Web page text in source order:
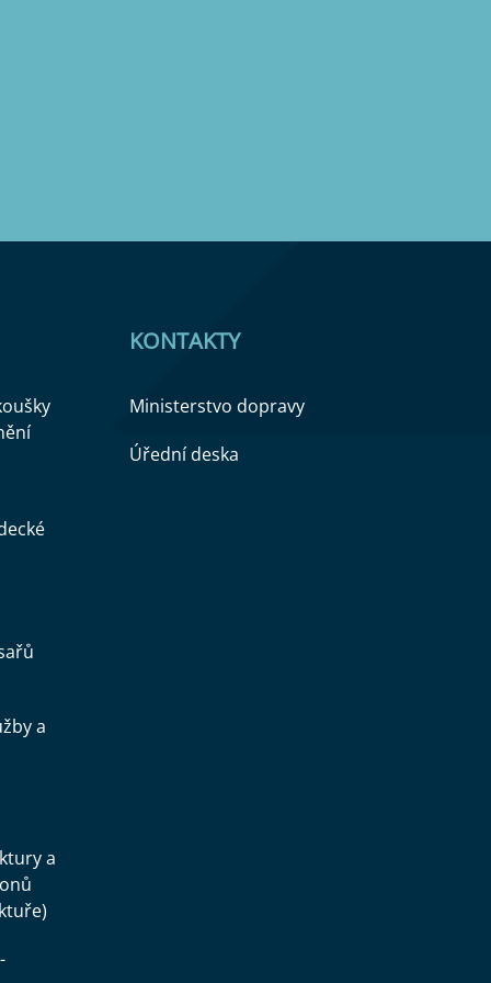
a
a
KONTAKTY
Ministerstvo dopravy
Úřední deska